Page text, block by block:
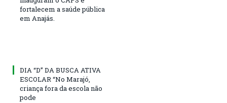
fortalecem a saúde pública
em Anajás.
DIA “D” DA BUSCA ATIVA
ESCOLAR “No Marajó,
criança fora da escola não
pode